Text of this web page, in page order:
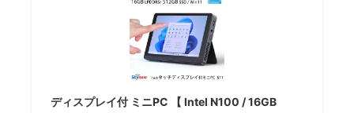
ディスプレイ付 ミニPC 【 Intel N100 / 16GB